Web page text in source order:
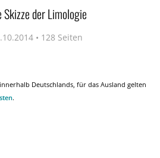
der Limologie
• 128 Seiten
Deutschlands, für das Ausland gelten
.